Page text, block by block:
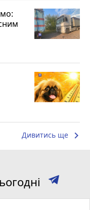
Дивитись ще keyboard_arrow_right